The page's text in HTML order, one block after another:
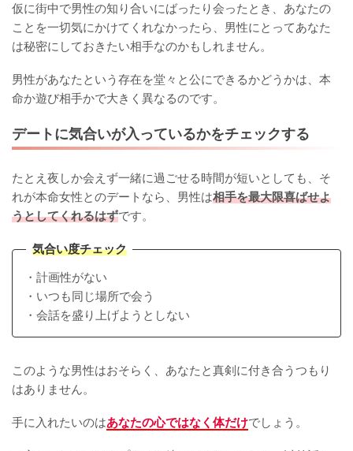
仮に街中で男性の知り合いにばったり会ったとき、あなたの
ことを一切気にかけてくれなかったら、男性にとってあなた
は秘密にしておきたい相手なのかもしれません。
男性があなたという存在を堂々と公にできるかどうかは、本
命か遊び相手かで大きく異なるのです。
デートに気合いが入っているかをチェックする
たとえ夜しか会えず一緒に過ごせる時間が短いとしても、そ
れが本命女性とのデートなら、男性は相手を最大限喜ばせよ
うとしてくれるはずです。
気合い度チェック
・計画性がない
・いつも同じ場所で会う
・会話を盛り上げようとしない
このような男性はおそらく、あなたと真剣に付き合うつもり
はありません。
手に入れたいのはあなたの心ではなく体だけでしょう。